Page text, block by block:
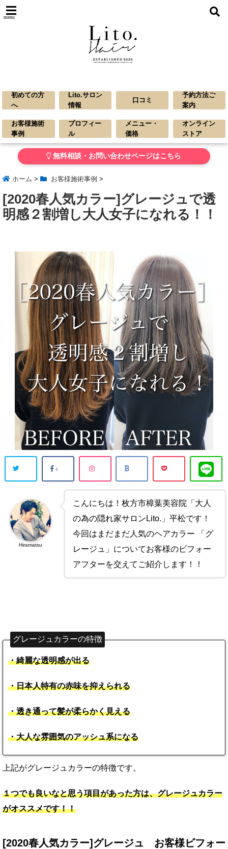
menu
初めての方
へ
Lito.サロン
情報
口コミ
予約方法ご
案内
お客様施術
事例
プロフィー
ル
メニュー・
価格
オンライン
ストア
無料相談・お問い合わせページはこちら
ホーム > お客様施術事例 >
[2020春人気カラー]グレージュで透
明感２割増し大人女子になれる！！
4
こんにちは！枚方市樟葉美容院「大人
の為の隠れ家サロンLito.」平松です！
今回はまだまだ人気のヘアカラー 「グ
レージュ」についてお客様のビフォー
アフターを交えてご紹介します！！
Hiramatsu
グレージュカラーの特徴
・綺麗な透明感が出る
・日本人特有の赤味を抑えられる
・透き通って髪が柔らかく見える
・大人な雰囲気のアッシュ系になる
上記がグレージュカラーの特徴です。
１つでも良いなと思う項目があった方は、グレージュカラー
がオススメです！！
[2020春人気カラー]グレージュ お客様ビフォー